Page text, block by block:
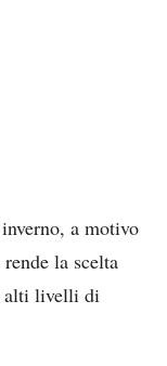
a motivo
la scelta
alti livelli di